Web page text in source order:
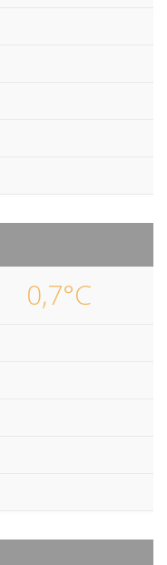
0,7°C